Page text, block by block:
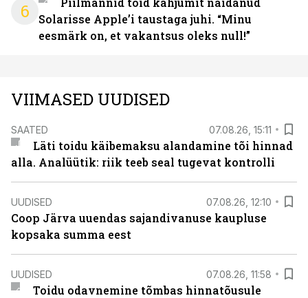
6
Solarisse Apple’i taustaga juhi. “Minu
eesmärk on, et vakantsus oleks null!”
VIIMASED UUDISED
SAATED 07.08.26, 15:11
Läti toidu käibemaksu alandamine tõi hinnad
alla. Analüütik: riik teeb seal tugevat kontrolli
UUDISED 07.08.26, 12:10
Coop Järva uuendas sajandivanuse kaupluse
kopsaka summa eest
UUDISED 07.08.26, 11:58
Toidu odavnemine tõmbas hinnatõusule